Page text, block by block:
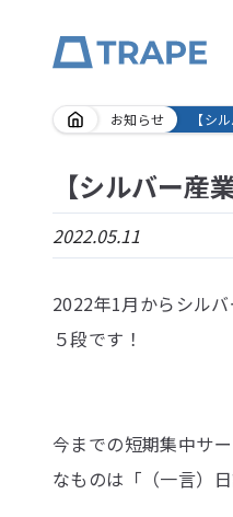
お知らせ 【シ
【シルバー
2022.05.11
2022年1月からシル
５段です！
今までの短期集中サ
なものは「（一言）日